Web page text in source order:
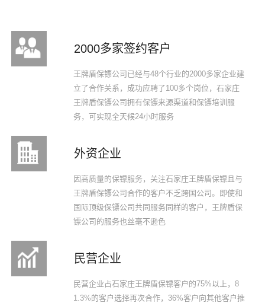
2000多家签约客户
王牌盾保镖公司已经与48个行业的2000多家企业建
立了合作关系，成功应聘了100多个岗位，石家庄
王牌盾保镖公司拥有保镖来源渠道和保镖培训服
务，可实现全天候24小时服务
外资企业
因高质量的保镖服务，关注石家庄王牌盾保镖且与
王牌盾保镖公司合作的客户不乏跨国公司。即使和
国际顶级保镖公司共同服务同样的客户，王牌盾保
镖公司的服务也丝毫不逊色
民营企业
民营企业占石家庄王牌盾保镖客户的75%以上，8
1.3%的客户选择再次合作，36%客户向其他客户推